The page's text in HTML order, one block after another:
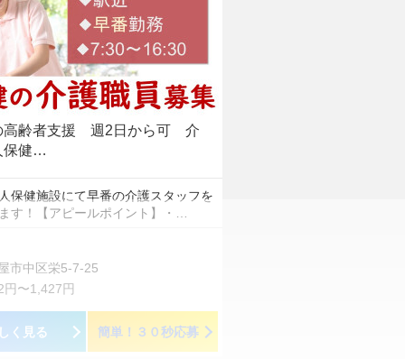
高齢者支援 週2日から可 介
保健…
保健施設にて早番の介護スタッフを
す！【アピールポイント】・…
市中区栄5-7-25
円〜1,427円
く見る 簡単！３０秒応募